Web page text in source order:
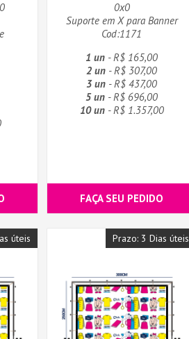
0x0
Suporte em X para Banner
Cod:1171
1 un - R$ 165,00
2 un - R$ 307,00
3 un - R$ 437,00
5 un - R$ 696,00
10 un- R$ 1.357,00
FAÇA SEU PEDIDO
úteis Prazo: 3 Dias úteis